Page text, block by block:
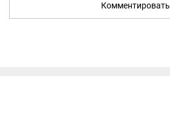
Комментировать